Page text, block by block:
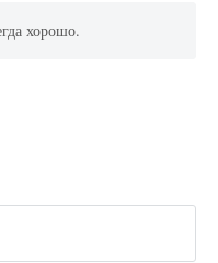
хорошо.